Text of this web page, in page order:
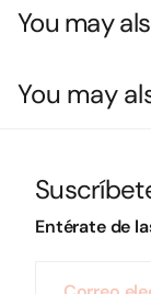
You may
You may
Entérate de